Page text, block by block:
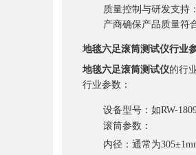
质量控制与研发支持
产商确保产品质量符
地毯六足滚筒测试仪行业
地毯六足滚筒测试仪的行
行业参数：
设备型号：如RW-
滚筒参数 ：
内径：通常为